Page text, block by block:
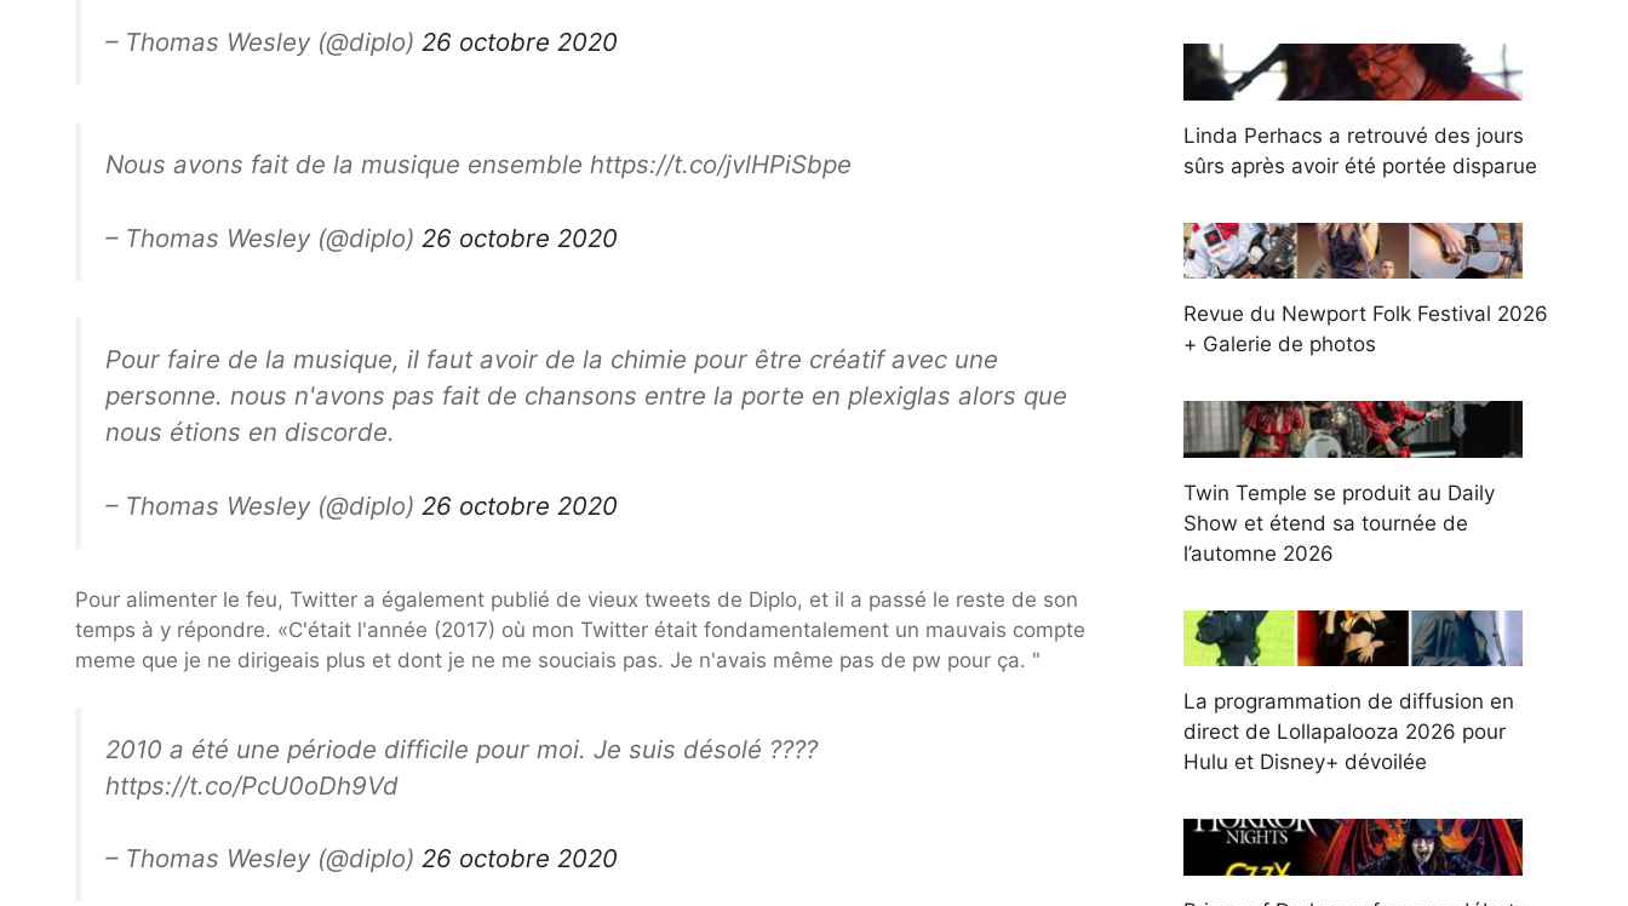
– Thomas Wesley (@diplo) 26 octobre 2020
Nous avons fait de la musique ensemble https://t.co/jvlHPiSbpe
– Thomas Wesley (@diplo) 26 octobre 2020
Pour faire de la musique, il faut avoir de la chimie pour être créatif avec une
personne. nous n'avons pas fait de chansons entre la porte en plexiglas alors que
nous étions en discorde.
– Thomas Wesley (@diplo) 26 octobre 2020
Pour alimenter le feu, Twitter a également publié de vieux tweets de Diplo, et il a passé le reste de son
temps à y répondre. «C'était l'année (2017) où mon Twitter était fondamentalement un mauvais compte
meme que je ne dirigeais plus et dont je ne me souciais pas. Je n'avais même pas de pw pour ça. "
2010 a été une période difficile pour moi. Je suis désolé ????
https://t.co/PcU0oDh9Vd
– Thomas Wesley (@diplo) 26 octobre 2020
Linda Perhacs a retrouvé des jours
sûrs après avoir été portée disparue
Revue du Newport Folk Festival 2026
+ Galerie de photos
Twin Temple se produit au Daily
Show et étend sa tournée de
l’automne 2026
La programmation de diffusion en
direct de Lollapalooza 2026 pour
Hulu et Disney+ dévoilée